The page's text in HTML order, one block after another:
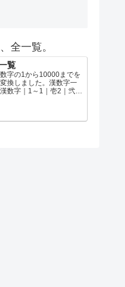
全一覧。
覧
字の1から10000までを
換しました。漢数字一
数字｜1～1｜壱2｜弐3
｜拾捌19｜拾玖2…